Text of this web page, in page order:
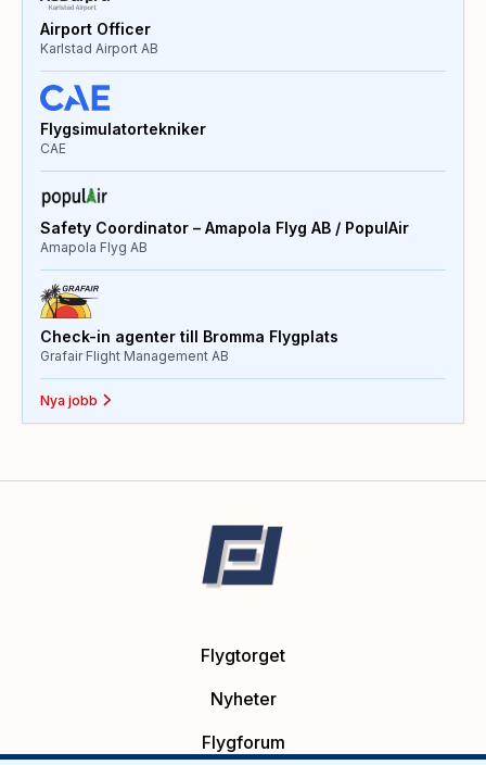
Airport Officer
Karlstad Airport AB
Flygsimulatortekniker
CAE
Safety Coordinator – Amapola Flyg AB / PopulAir
Amapola Flyg AB
Check-in agenter till Bromma Flygplats
Grafair Flight Management AB
Nya jobb
Flygtorget
Nyheter
Flygforum